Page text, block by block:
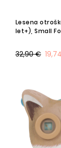
Lesena
let+), Small
32,90 €